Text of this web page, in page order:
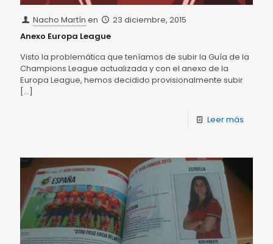
Nacho Martín en
23 diciembre, 2015
Anexo Europa League
Visto la problemática que teníamos de subir la Guía de la
Champions League actualizada y con el anexo de la
Europa League, hemos decidido provisionalmente subir
[…]
Leer más